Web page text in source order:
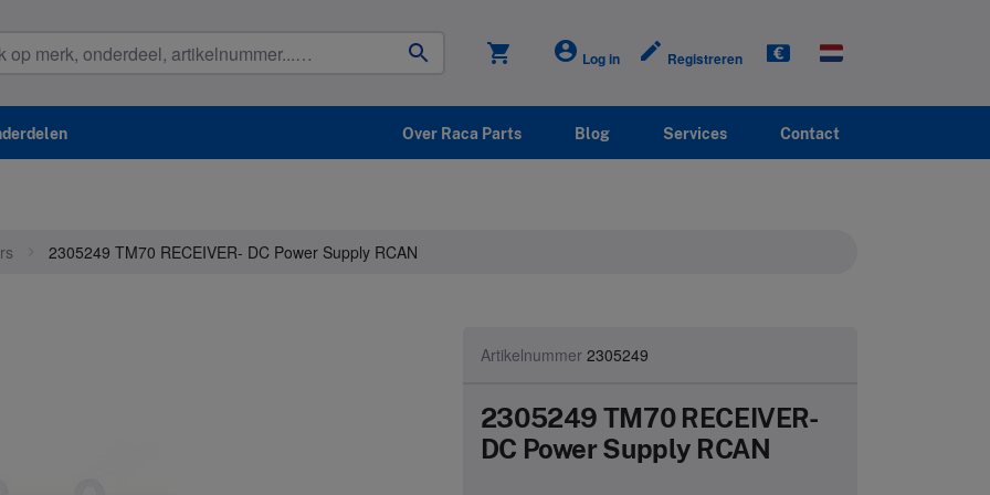
shopping_cart account_circle Log in create Registreren
Over Raca Parts Blog Services Contact
2305249 TM70 RECEIVER- DC Power Supply RCAN
Artikelnummer2305249
2305249 TM70 RECEIVER-
DC Power Supply RCAN